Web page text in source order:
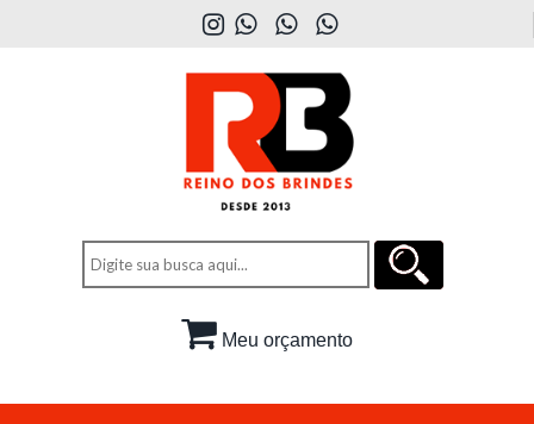
Meu orçamento